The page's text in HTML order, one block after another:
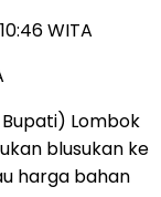
WITA
Bupati) Lombok
blusukan ke
harga bahan